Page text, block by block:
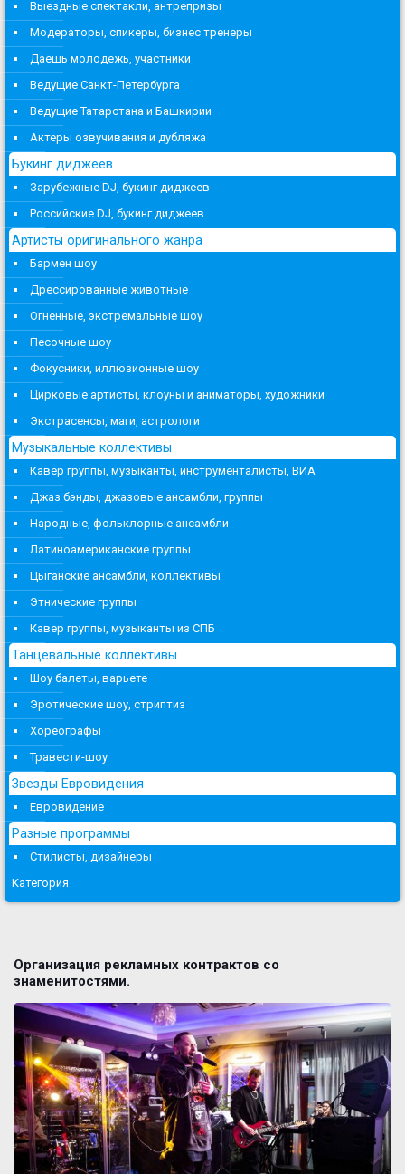
Выездные спектакли, антрепризы
Модераторы, спикеры, бизнес тренеры
Даешь молодежь, участники
Ведущие Санкт-Петербурга
Ведущие Татарстана и Башкирии
Актеры озвучивания и дубляжа
Букинг диджеев
Зарубежные DJ, букинг диджеев
Российские DJ, букинг диджеев
Артисты оригинального жанра
Бармен шоу
Дрессированные животные
Огненные, экстремальные шоу
Песочные шоу
Фокусники, иллюзионные шоу
Цирковые артисты, клоуны и аниматоры, художники
Экстрасенсы, маги, астрологи
Музыкальные коллективы
Кавер группы, музыканты, инструменталисты, ВИА
Джаз бэнды, джазовые ансамбли, группы
Народные, фольклорные ансамбли
Латиноамериканские группы
Цыганские ансамбли, коллективы
Этнические группы
Кавер группы, музыканты из СПБ
Танцевальные коллективы
Шоу балеты, варьете
Эротические шоу, стриптиз
Хореографы
Травести-шоу
Звезды Евровидения
Евровидение
Разные программы
Стилисты, дизайнеры
Категория
Организация рекламных контрактов со
знаменитостями.